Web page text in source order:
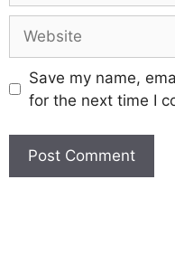
Save my name,
for the next time I